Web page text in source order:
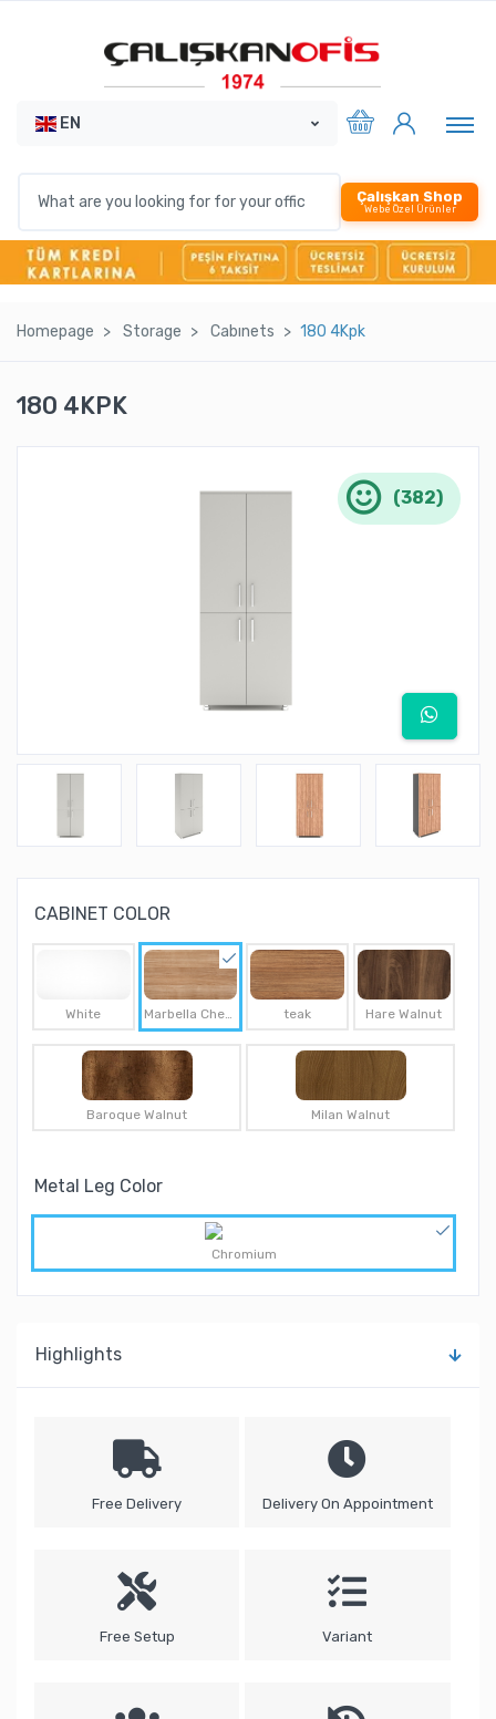
EN
Çalışkan Shop
Webe Özel Ürünler
Homepage Storage Cabınets 180 4Kpk
180 4KPK
(382)
CABINET COLOR
White Marbella Cherry teak Hare Walnut
Baroque Walnut Milan Walnut
Metal Leg Color
Chromium
Highlights
Free Delivery Delivery On Appointment
Free Setup Variant